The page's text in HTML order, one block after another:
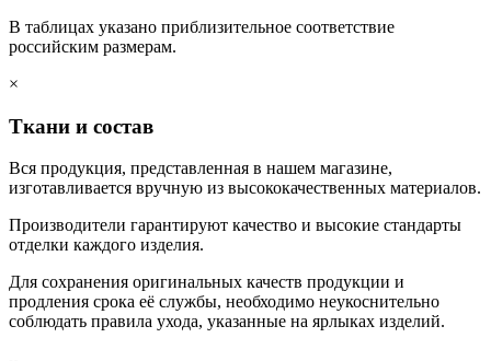
В таблицах указано приблизительное соответствие
российским размерам.
×
Ткани и состав
Вся продукция, представленная в нашем магазине,
изготавливается вручную из высококачественных материалов.
Производители гарантируют качество и высокие стандарты
отделки каждого изделия.
Для сохранения оригинальных качеств продукции и
продления срока её службы, необходимо неукоснительно
соблюдать правила ухода, указанные на ярлыках изделий.